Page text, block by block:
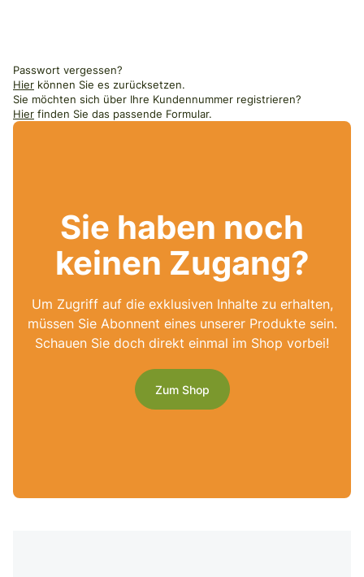
Passwort vergessen?
Hier können Sie es zurücksetzen.
Sie möchten sich über Ihre Kundennummer registrieren?
Hier finden Sie das passende Formular.
Sie haben noch
keinen Zugang?
Um Zugriff auf die exklusiven Inhalte zu erhalten,
müssen Sie Abonnent eines unserer Produkte sein.
Schauen Sie doch direkt einmal im Shop vorbei!
Zum Shop